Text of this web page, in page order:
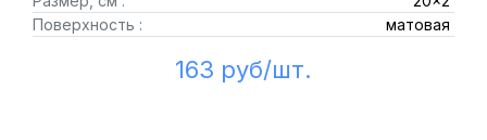
Поверхность :
матовая
163 руб/шт.